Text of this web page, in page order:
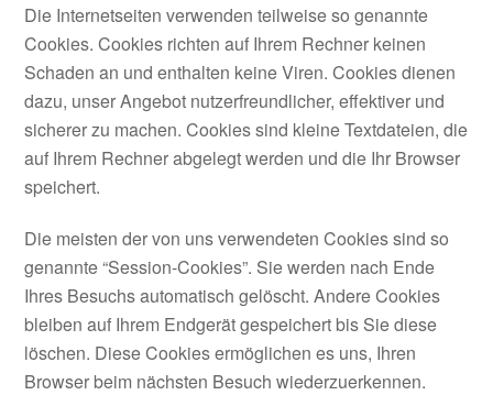
Die Internetseiten verwenden teilweise so genannte
Cookies. Cookies richten auf Ihrem Rechner keinen
Schaden an und enthalten keine Viren. Cookies dienen
dazu, unser Angebot nutzerfreundlicher, effektiver und
sicherer zu machen. Cookies sind kleine Textdateien, die
auf Ihrem Rechner abgelegt werden und die Ihr Browser
speichert.
Die meisten der von uns verwendeten Cookies sind so
genannte “Session-Cookies”. Sie werden nach Ende
Ihres Besuchs automatisch gelöscht. Andere Cookies
bleiben auf Ihrem Endgerät gespeichert bis Sie diese
löschen. Diese Cookies ermöglichen es uns, Ihren
Browser beim nächsten Besuch wiederzuerkennen.